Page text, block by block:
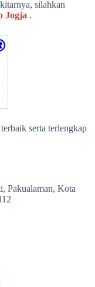
silahkan
Jogja .
serta terlengkap
Pakualaman, Kota